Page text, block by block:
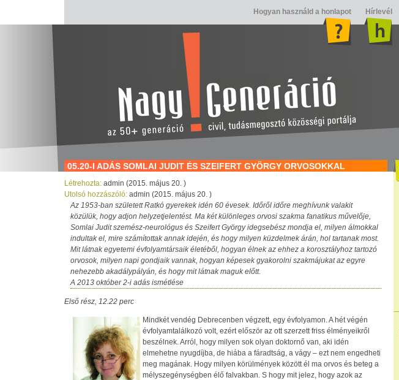
Hogyan használd a honlapot Hírlevél
05.20-I ADÁS SOMLAI JUDIT ÉS SZEIFERT GYÖRGY ORVOSOKKAL
Létrehozta: admin (2015. május 20. )
Utolsó hozzászóló: admin (2015. május 20. )
Az 1953-ban született Ratkó gyerekek idén 60 évesek. Időről időre meghívunk valakit
közülük, hogy adjon helyzetjelentést. Ma két különleges orvosi szakma fanatikus művelője,
Somlai Judit szemész-neurológus és Szeifert György idegsebész mondja el, milyen álmokkal
indultak el, mire számítottak annak idején, és hogy milyen küzdelmek árán, hol tartanak most.
Mit látnak egyetemi évfolyamtársaik életéből, hogyan élnek az ehhez a korosztályhoz tartozó
orvosok, milyen napi gondjaik vannak, hogyan képesek gyakorolni szakmájukat az egyre
nehezebb akadálypályán, és hogy mit látnak maguk előtt.
A 2013 október 2-i adás ismétlése
Első rész, 12.22 perc
Mindkét vendég Debrecenben végzett, egy évfolyamon. A hét végén
évfolyamtalálkozó volt, ezért először az ott szerzett friss élményeikről
beszélnek. Arról, hogy milyen sok olyan doktornő van, aki idén
elmehetne nyugdíjba, de hiába a fáradtság, a vágy – ezt nem engedheti
meg magának. Hogy milyen körülmények között él ma orvos és beteg a
mélyszegénységben élő falvakban. S hogy mit jelez, hogy azok az